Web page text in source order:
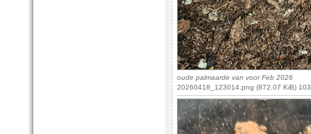
oude palmaarde van voor Feb 2026
20260418_123014.png (872.07 KiB)